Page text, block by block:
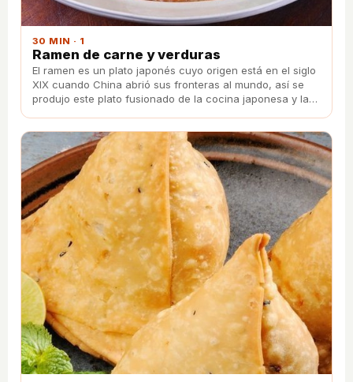
30 MIN · 1
Ramen de carne y verduras
El ramen es un plato japonés cuyo origen está en el siglo
XIX cuando China abrió sus fronteras al mundo, así se
produjo este plato fusionado de la cocina japonesa y la